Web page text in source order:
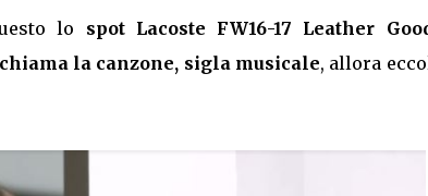
lo spot Lacoste FW16-17 Leather
la canzone, sigla musicale, allora